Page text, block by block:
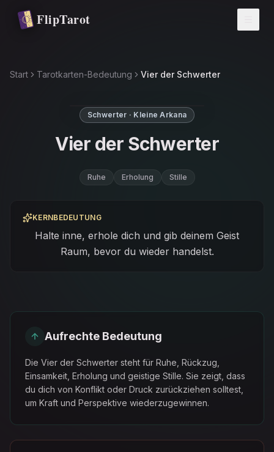
Zum Hauptinhalt springen
FlipTarot
Start Tarotkarten-Bedeutung Vier der Schwerter
Schwerter · Kleine Arkana
Vier der Schwerter
Ruhe Erholung Stille
KERNBEDEUTUNG
Halte inne, erhole dich und gib deinem Geist
Raum, bevor du wieder handelst.
Aufrechte Bedeutung
Die Vier der Schwerter steht für Ruhe, Rückzug,
Einsamkeit, Erholung und geistige Stille. Sie zeigt, dass
du dich von Konflikt oder Druck zurückziehen solltest,
um Kraft und Perspektive wiederzugewinnen.